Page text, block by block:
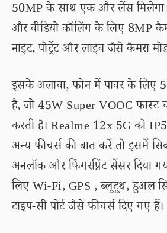
50MP के साथ एक और लेंस
और वीडियो कॉलिंग के लिए 8MP
नाइट, पोर्ट्रेट और लाइव जैसे कैमरा
इसके अलावा, फोन में पावर के लिए
है, जो 45W Super VOOC फास्ट
करती है। Realme 12x 5G को
अन्य फीचर्स की बात करें तो इसमें
अनलॉक और फिंगरप्रिंट सेंसर दिया
लिए Wi-Fi, GPS , ब्लूटूथ, डुअल
टाइप-सी पोर्ट जैसे फीचर्स दिए गए हैं।